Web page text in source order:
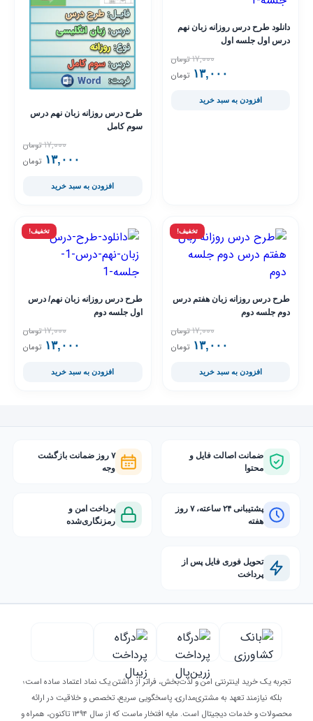
دانلود طرح درس روزانه زبان نهم
درس اول جلسه اول
۱۷,۰۰۰ تومان
قیمت اصلی ۱۷,۰۰۰ تومان بود. ۱۳,۰۰۰ تومان قیمت فعلی ۱۳,۰۰۰ تومان است.
افزودن به سبد خرید
طرح درس روزانه زبان نهم درس
سوم کامل
۱۷,۰۰۰ تومان
۱۳,۰۰۰ تومان
افزودن به سبد خرید
تخفیف!
طرح درس روزانه زبان هفتم درس
دوم جلسه دوم
۱۷,۰۰۰ تومان
۱۳,۰۰۰ تومان
افزودن به سبد خرید
تخفیف!
طرح درس روزانه زبان نهم/ درس
اول جلسه دوم
۱۷,۰۰۰ تومان
۱۳,۰۰۰ تومان
افزودن به سبد خرید
ضمانت اصالت فایل و
محتوا
۷ روز ضمانت بازگشت
وجه
پشتیبانی ۲۴ ساعته، ۷ روز
هفته
پرداخت امن و
رمزنگاری‌شده
تحویل فوری فایل پس از
پرداخت
تجربه یک خرید اینترنتی امن و لذت‌بخش، فراتر از داشتن یک نماد اعتماد ساده است؛
بلکه نیازمند تعهد به مشتری‌مداری، پاسخگویی سریع، تخصص و خلاقیت در ارائه
محصولات و خدمات دیجیتال است. مایه افتخار ماست که از سال ۱۳۹۴ تاکنون، همراه و